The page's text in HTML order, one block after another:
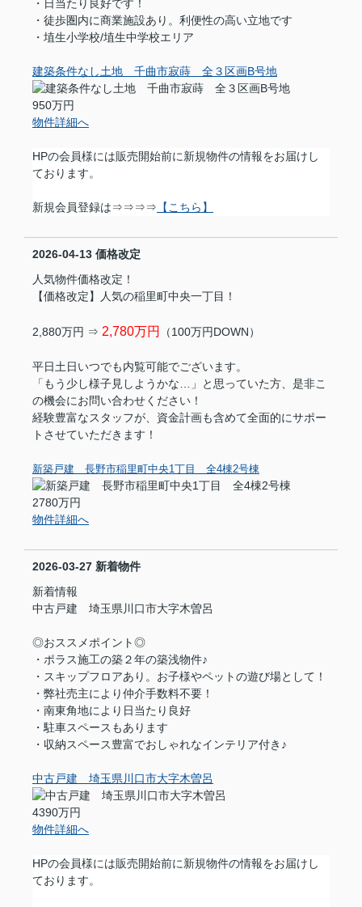
・日当たり良好です！
・徒歩圏内に商業施設あり。利便性の高い立地です
・埴生小学校/埴生中学校エリア
建築条件なし土地 千曲市寂蒔 全３区画B号地
950万円
物件詳細へ
HPの会員様には販売開始前に新規物件の情報をお届けし
ております。
新規会員登録は⇒⇒⇒⇒ 【こちら】
2026-04-13 価格改定
人気物件価格改定！
【価格改定】人気の稲里町中央一丁目！
2,880万円 ⇒ 2,780万円 （100万円DOWN）
平日土日いつでも内覧可能でございます。
「もう少し様子見しようかな…」と思っていた方、是非こ
の機会にお問い合わせください！
経験豊富なスタッフが、資金計画も含めて全面的にサポー
トさせていただきます！
新築戸建 長野市稲里町中央1丁目 全4棟2号棟
2780万円
物件詳細へ
2026-03-27 新着物件
新着情報
中古戸建 埼玉県川口市大字木曽呂
◎おススメポイント◎
・ポラス施工の築２年の築浅物件♪
・スキップフロアあり。お子様やペットの遊び場として！
・弊社売主により仲介手数料不要！
・南東角地により日当たり良好
・駐車スペースもあります
・収納スペース豊富でおしゃれなインテリア付き♪
中古戸建 埼玉県川口市大字木曽呂
4390万円
物件詳細へ
HPの会員様には販売開始前に新規物件の情報をお届けし
ております。